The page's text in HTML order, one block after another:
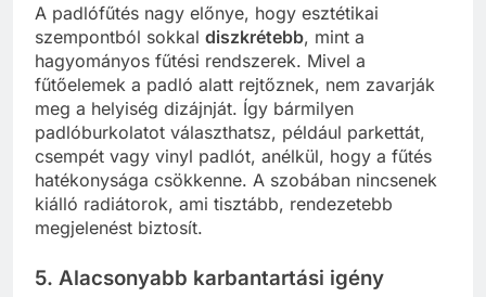
A padlófűtés nagy előnye, hogy esztétikai
szempontból sokkal diszkrétebb, mint a
hagyományos fűtési rendszerek. Mivel a
fűtőelemek a padló alatt rejtőznek, nem zavarják
meg a helyiség dizájnját. Így bármilyen
padlóburkolatot választhatsz, például parkettát,
csempét vagy vinyl padlót, anélkül, hogy a fűtés
hatékonysága csökkenne. A szobában nincsenek
kiálló radiátorok, ami tisztább, rendezetebb
megjelenést biztosít.
5. Alacsonyabb karbantartási igény